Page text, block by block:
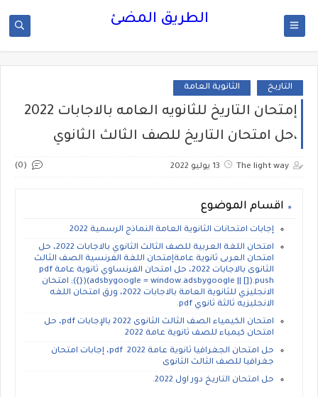
الطريق المضئ
التاريخ الثانوية العامة
إمتحان التاريخ للثانويه العامه بالاجابات 2022
،حل امتحان التاريخ للصف الثالث الثانوي
The light way 13 يوليو 2022 (0)
اقسام الموضوع
إجابات امتحانات الثانوية العامة النماذج الرسمية 2022
امتحان اللغة العربية للصف الثالث الثانوي بالاجابات 2022، حل
امتحان العربى ثانوية عامةإمتحان اللغة الفرنسية الصف الثالث
الثانوى بالاجابات 2022، حل امتحان الفرنساوي ثانوية عامة pdf
(adsbygoogle = window.adsbygoogle || []).push({}); امتحان
الانجليزي للثانوية العامة بالاجابات 2022، ورق امتحان اللغه
الانجليزيه ثالثة ثانوي pdf.
امتحان الكيمياء الصف الثالث الثانوى 2022 بالإجابات pdf، حل
امتحان كيمياء للصف ثانوية عامة 2022
حل امتحان الجغرافيا ثانوية عامة 2022 pdf، إجابات امتحان
جغرافيا للصف الثالث الثانوى
حل امتحان التاريخ دور اول 2022.